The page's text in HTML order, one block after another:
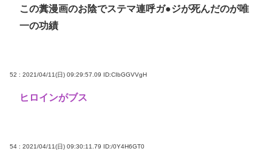
この糞漫画のお陰でステマ連呼ガ●ジが死んだのが唯
一の功績
52 : 2021/04/11(日) 09:29:57.09 ID:CIbGGVVgH
ヒロインがブス
54 : 2021/04/11(日) 09:30:11.79 ID:/0Y4H6GT0